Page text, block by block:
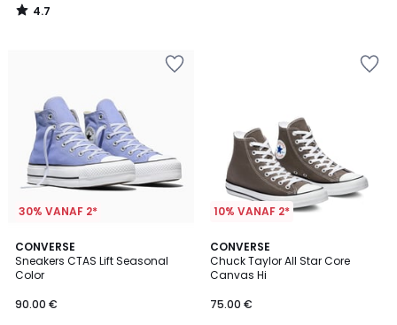
4.7
/
30% VANAF 2*
CONVERSE
Sneakers CTAS Lift Seasonal
Color
90.00 €
2
Kleuren
10% VANAF 2*
CONVERSE
Chuck Taylor All Star Core
Canvas Hi
75.00 €
5
/
5